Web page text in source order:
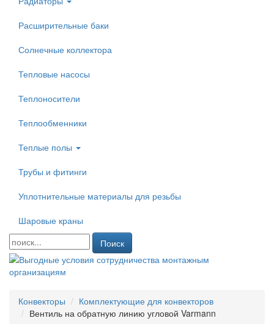
Расширительные баки
Солнечные коллектора
Тепловые насосы
Теплоносители
Теплообменники
Теплые полы
Трубы и фитинги
Уплотнительные материалы для резьбы
Шаровые краны
Поиск
Конвекторы
Комплектующие для конвекторов
Вентиль на обратную линию угловой Varmann